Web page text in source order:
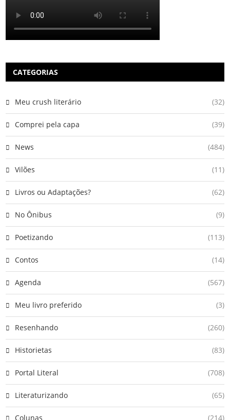
CATEGORIAS
Meu crush literário (32)
Comprei pela capa (39)
News (484)
Vilões (11)
Livros ou Adaptações? (62)
No Ônibus (9)
Poetizando (113)
Contos (14)
Agenda (567)
Meu livro preferido (3)
Resenhando (260)
Historietas (83)
Portal Literal (708)
Literaturizando (65)
Colunas (214)